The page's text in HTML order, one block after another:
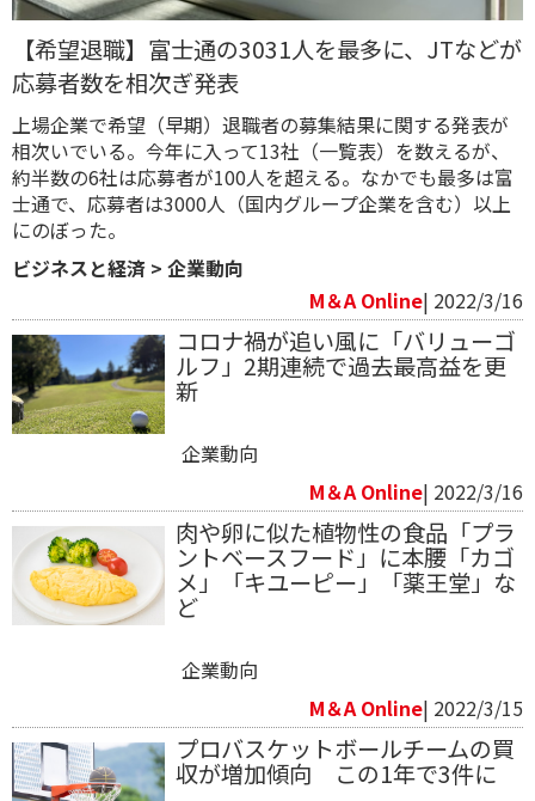
【希望退職】富士通の3031人を最多に、JTなどが
応募者数を相次ぎ発表
上場企業で希望（早期）退職者の募集結果に関する発表が
相次いでいる。今年に入って13社（一覧表）を数えるが、
約半数の6社は応募者が100人を超える。なかでも最多は富
士通で、応募者は3000人（国内グループ企業を含む）以上
にのぼった。
ビジネスと経済 > 企業動向
M＆A Online| 2022/3/16
コロナ禍が追い風に「バリューゴ
ルフ」2期連続で過去最高益を更
新
企業動向
M＆A Online| 2022/3/16
肉や卵に似た植物性の食品「プラ
ントベースフード」に本腰「カゴ
メ」「キユーピー」「薬王堂」な
ど
企業動向
M＆A Online| 2022/3/15
プロバスケットボールチームの買
収が増加傾向 この1年で3件に